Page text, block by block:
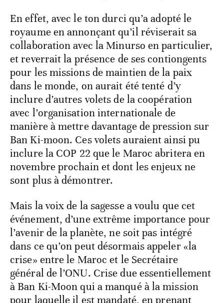
En effet, avec le ton durci qu’a adopté le
royaume en annonçant qu’il réviserait sa
collaboration avec la Minurso en particulier,
et reverrait la présence de ses contiongents
pour les missions de maintien de la paix
dans le monde, on aurait été tenté d’y
inclure d’autres volets de la coopération
avec l’organisation internationale de
manière à mettre davantage de pression sur
Ban Ki-moon. Ces volets auraient ainsi pu
inclure la COP 22 que le Maroc abritera en
novembre prochain et dont les enjeux ne
sont plus à démontrer.
Mais la voix de la sagesse a voulu que cet
événement, d’une extrême importance pour
l’avenir de la planète, ne soit pas intégré
dans ce qu’on peut désormais appeler «la
crise» entre le Maroc et le Secrétaire
général de l’ONU. Crise due essentiellement
à Ban Ki-Moon qui a manqué à la mission
pour laquelle il est mandaté, en prenant